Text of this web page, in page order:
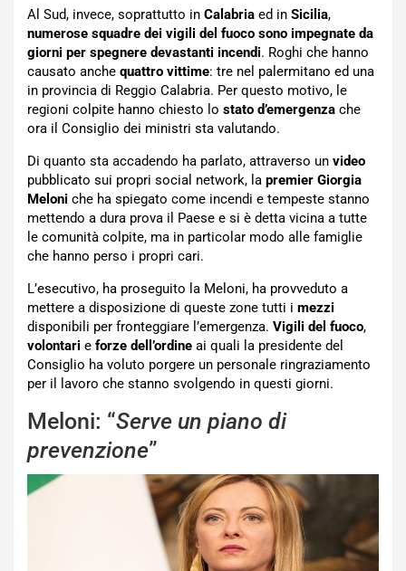
Al Sud, invece, soprattutto in Calabria ed in Sicilia,
numerose squadre dei vigili del fuoco sono impegnate da
giorni per spegnere devastanti incendi. Roghi che hanno
causato anche quattro vittime: tre nel palermitano ed una
in provincia di Reggio Calabria. Per questo motivo, le
regioni colpite hanno chiesto lo stato d’emergenza che
ora il Consiglio dei ministri sta valutando.
Di quanto sta accadendo ha parlato, attraverso un video
pubblicato sui propri social network, la premier Giorgia
Meloni che ha spiegato come incendi e tempeste stanno
mettendo a dura prova il Paese e si è detta vicina a tutte
le comunità colpite, ma in particolar modo alle famiglie
che hanno perso i propri cari.
L’esecutivo, ha proseguito la Meloni, ha provveduto a
mettere a disposizione di queste zone tutti i mezzi
disponibili per fronteggiare l’emergenza. Vigili del fuoco,
volontari e forze dell’ordine ai quali la presidente del
Consiglio ha voluto porgere un personale ringraziamento
per il lavoro che stanno svolgendo in questi giorni.
Meloni: “Serve un piano di
prevenzione”